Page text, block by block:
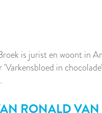
is jurist en woont in
in
RONALD